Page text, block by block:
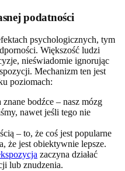
podatności
psychologicznych, tym
Większość ludzi
nieświadomie ignorując
Mechanizm ten jest
poziomach:
bodźce – nasz mózg
nawet jeśli tego nie
– to, że coś jest popularne
że jest obiektywnie lepsze.
zaczyna działać
lub znudzenia.